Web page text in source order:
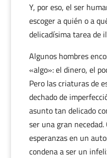
Y, por eso, el ser
escoger a quién o a
delicadísima tarea de
Algunos hombres
«algo»: el dinero, el
Pero las criaturas de
dechado de
asunto tan delicado
ser una gran
esperanzas en un
condena a ser un